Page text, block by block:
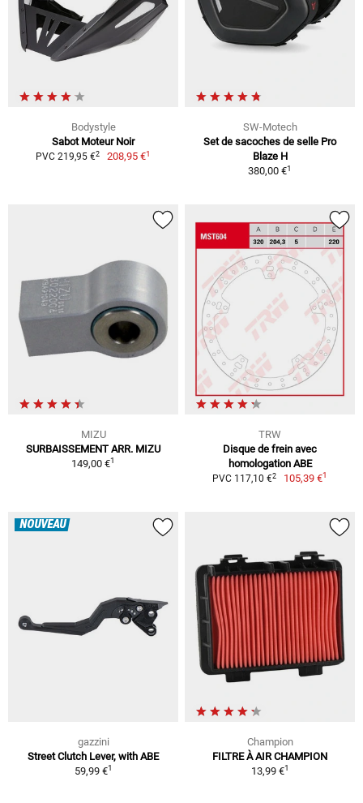
Bodystyle
Sabot Moteur Noir
PVC 219,95 €2 208,95 €1
SW-Motech
Set de sacoches de selle Pro
Blaze H
380,00 €1
MIZU
SURBAISSEMENT ARR. MIZU
149,00 €1
TRW
Disque de frein avec
homologation ABE
PVC 117,10 €2 105,39 €1
NOUVEAU
gazzini
Street Clutch Lever, with ABE
59,99 €1
Champion
FILTRE À AIR CHAMPION
13,99 €1